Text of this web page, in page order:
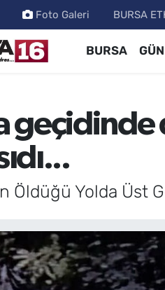
Foto Galeri BURSA
BURSA
geçidinde
Öldüğü Yolda Üst
Puan Durumu ve Fikstür